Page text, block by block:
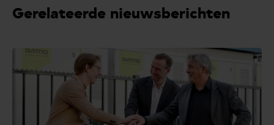
Gerelateerde nieuwsberichten